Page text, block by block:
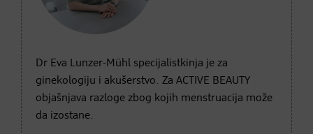
Dr Eva Lunzer-Mühl specijalistkinja je za
ginekologiju i akušerstvo. Za ACTIVE BEAUTY
objašnjava razloge zbog kojih menstruacija može
da izostane.